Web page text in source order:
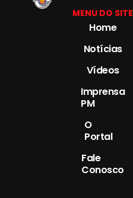
MENU DO SITE
Home
Notícias
Vídeos
Imprensa
PM
O
Portal
Fale
Conosco